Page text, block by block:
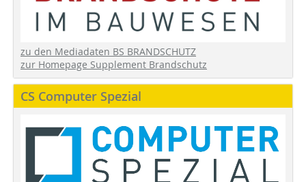
zu den Mediadaten BS BRANDSCHUTZ
zur Homepage Supplement Brandschutz
CS Computer Spezial